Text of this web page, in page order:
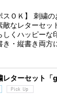
スＯＫ】 刺繍
敵なレターセッ
しくハッピーな
き・縦書き両方
レターセット